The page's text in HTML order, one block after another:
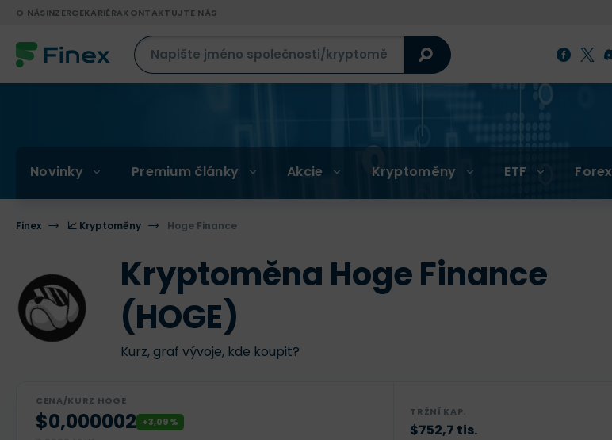
O NÁSINZERCEKARIÉRAKONTAKTUJTE NÁS
Novinky Premium články Akcie Kryptoměny ETF Forex
Finex 📈 Kryptoměny Hoge Finance
Kryptoměna Hoge Finance
(HOGE)
Kurz, graf vývoje, kde koupit?
CENA/KURZ HOGE
$0,000002 +3,09 %
TRŽNÍ KAP.
$752,7 tis.